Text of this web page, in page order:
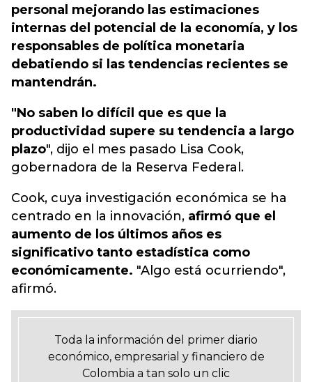
personal mejorando las estimaciones
internas del potencial de la economía, y los
responsables de política monetaria
debatiendo si las tendencias recientes se
mantendrán.
"No saben lo difícil que es que la
productividad supere su tendencia a largo
plazo", dijo el mes pasado Lisa Cook,
gobernadora de la Reserva Federal.
Cook, cuya investigación económica se ha
centrado en la innovación, afirmó que el
aumento de los últimos años es
significativo tanto estadística como
económicamente. "Algo está ocurriendo",
afirmó.
Toda la información del primer diario
económico, empresarial y financiero de
Colombia a tan solo un clic